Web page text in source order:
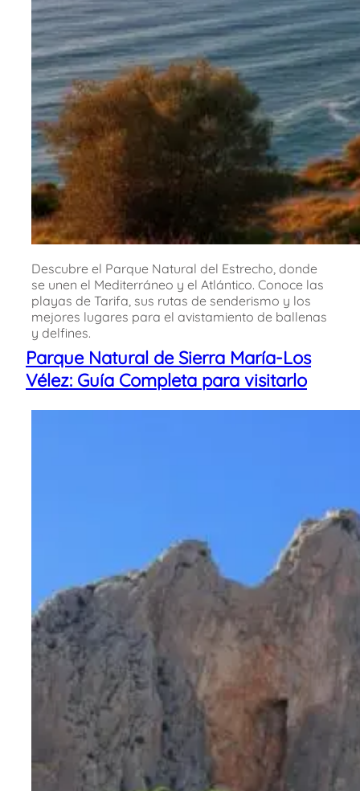
Descubre el Parque Natural del Estrecho, donde
se unen el Mediterráneo y el Atlántico. Conoce las
playas de Tarifa, sus rutas de senderismo y los
mejores lugares para el avistamiento de ballenas
y delfines.
Parque Natural de Sierra María-Los
Vélez: Guía Completa para visitarlo